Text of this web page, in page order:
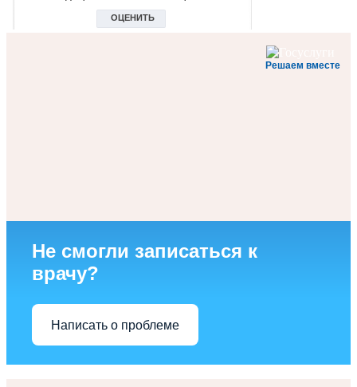
Решаем вместе
Не смогли записаться к
врачу?
Написать о проблеме